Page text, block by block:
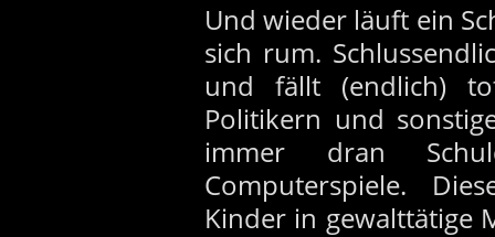
Und wieder läuft ein
sich rum.
und fällt (endlich)
Politikern und
immer dran
Computerspiele.
Kinder in gewalttätige